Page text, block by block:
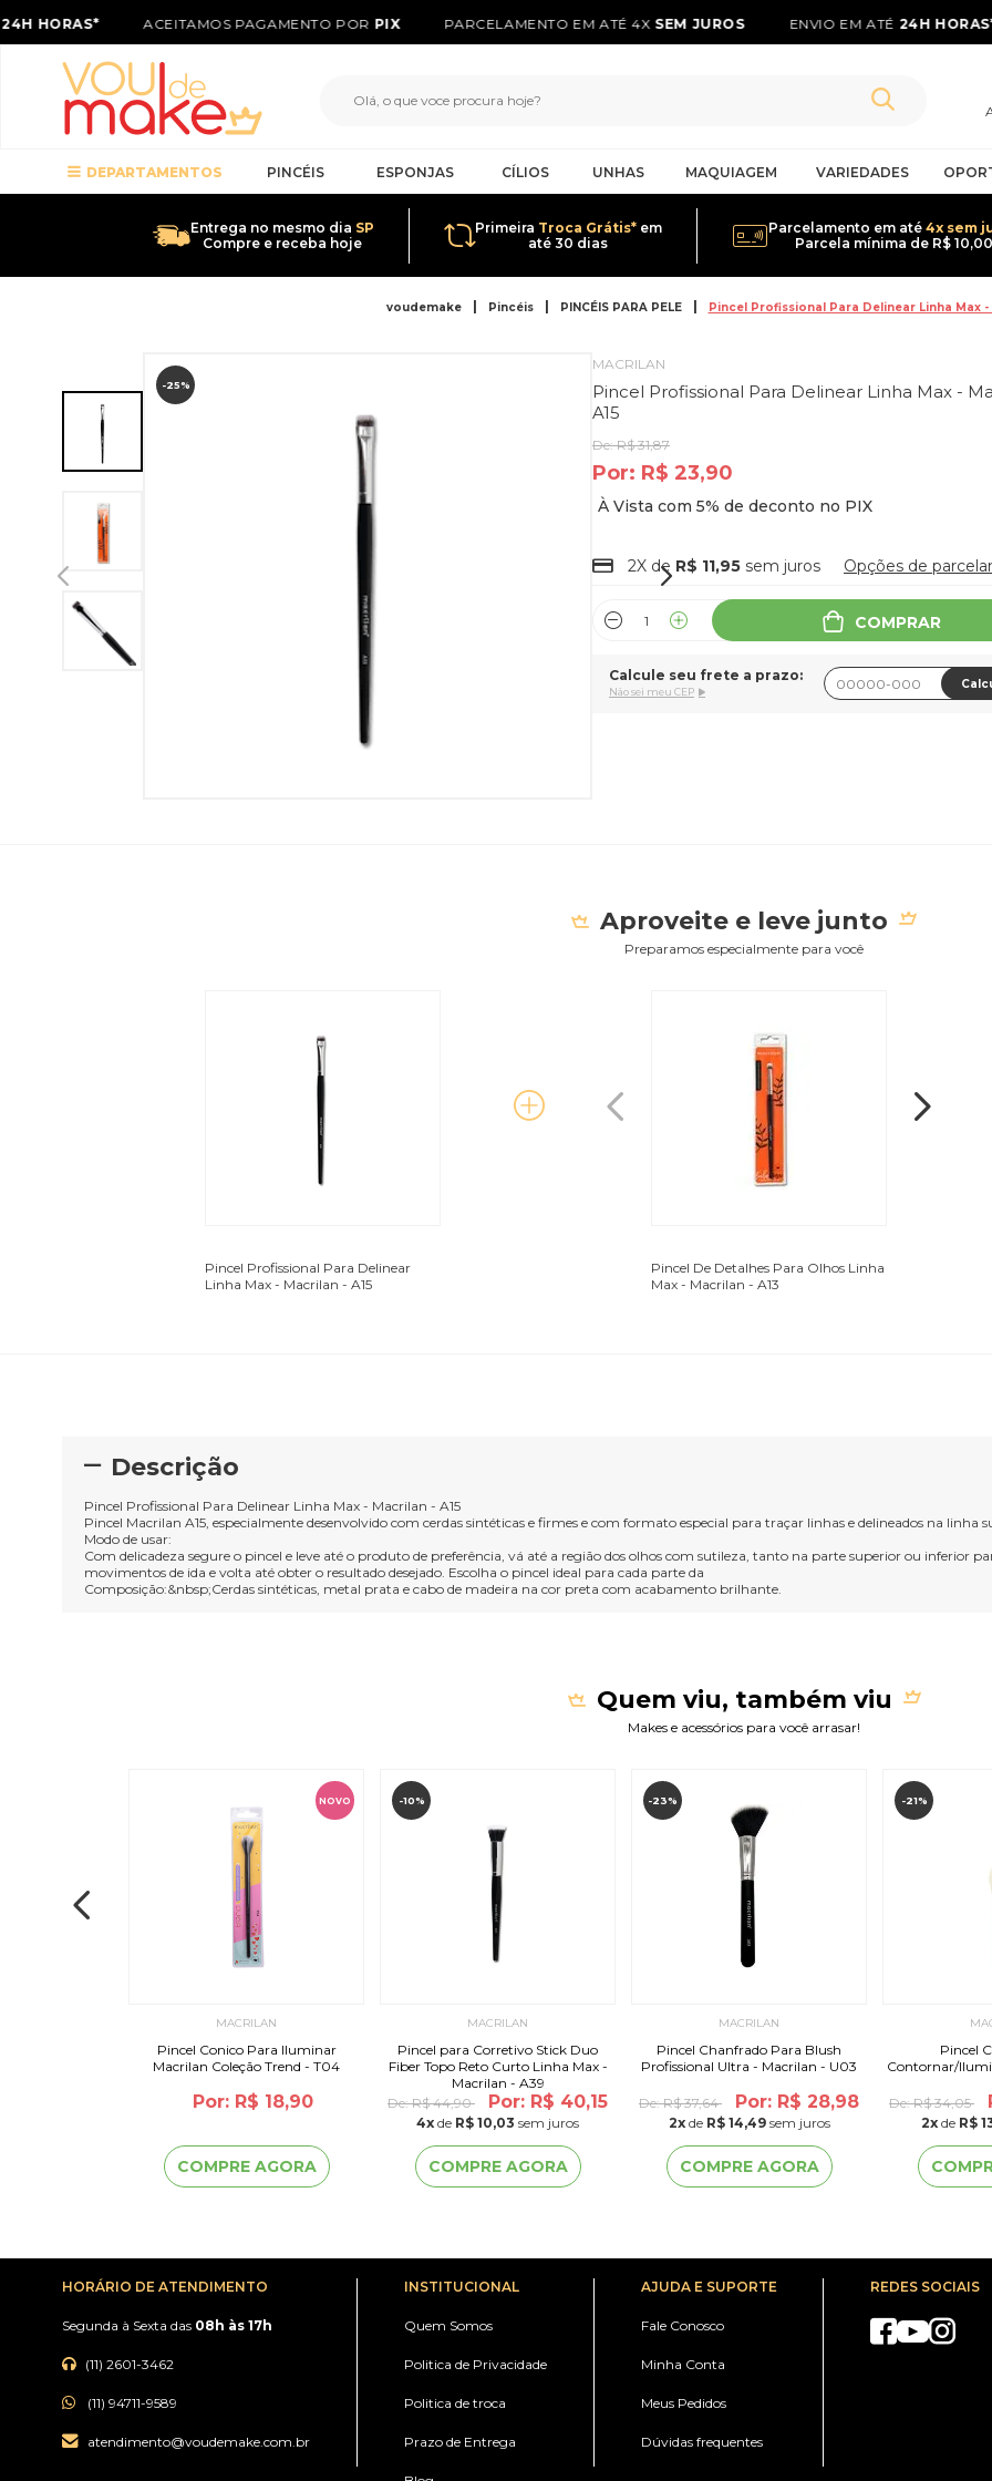
HORAS* ACEITAMOS PAGAMENTO PORPIX PARCELAMENTO EM ATÉ 4XSEM JUROS ENVIO EM ATÉ24H HORAS*
DEPARTAMENTOS PINCÉIS ESPONJAS CÍLIOS UNHAS MAQUIAGEM VARIEDADES
Entrega no mesmo dia SP
Compre e receba hoje
Primeira Troca Grátis*em
até 30 dias
Parcelamento em até 4x sem
Parcela mínima de R$ 10,00
voudemake Pincéis PINCÉIS PARA PELE Pincel Profissional Para Delinear Linha Max -
-25%
MACRILAN
Pincel Profissional Para Delinear Linha Max -
A15
De:R$ 31,87
Por: R$ 23,90
2X de R$ 11,95 sem juros Opções de
COMPRAR
Calcule seu frete a prazo:
Não sei meu CEP
Aproveite e leve junto
Preparamos especialmente para você
Pincel Profissional Para Delinear
Linha Max - Macrilan - A15
Pincel De Detalhes Para Olhos Linha
Max - Macrilan - A13
Descrição
Pincel Profissional Para Delinear Linha Max - Macrilan - A15
Pincel Macrilan A15, especialmente desenvolvido com cerdas sintéticas e firmes e com formato especial para traçar linhas e delineados na linha
Modo de usar:
Com delicadeza segure o pincel e leve até o produto de preferência, vá até a região dos olhos com sutileza, tanto na parte superior ou inferior
movimentos de ida e volta até obter o resultado desejado. Escolha o pincel ideal para cada parte da
Composição:&nbsp;Cerdas sintéticas, metal prata e cabo de madeira na cor preta com acabamento brilhante.
Quem viu, também viu
Makes e acessórios para você arrasar!
NOVO
MACRILAN
Pincel Conico Para Iluminar
Macrilan Coleção Trend - T04
Por: R$ 18,90
COMPRE AGORA
-10%
MACRILAN
Pincel para Corretivo Stick Duo
Fiber Topo Reto Curto Linha Max -
Macrilan - A39
De:R$ 44,90 Por: R$ 40,15
4x de R$ 10,03 sem juros
COMPRE AGORA
-23%
MACRILAN
Pincel Chanfrado Para Blush
Profissional Ultra - Macrilan - U03
De:R$ 37,64 Por: R$ 28,98
2xde R$ 14,49sem juros
COMPRE AGORA
-21%
Pincel
Contornar/
De:R$ 34,05
2xde R$
HORÁRIO DE ATENDIMENTO
Segunda à Sexta das 08h às 17h
(11) 2601-3462
(11) 94711-9589
atendimento@voudemake.com.br
INSTITUCIONAL
Quem Somos
Politica de Privacidade
Politica de troca
Prazo de Entrega
AJUDA E SUPORTE
Fale Conosco
Minha Conta
Meus Pedidos
Dúvidas frequentes
REDES SOCIAIS